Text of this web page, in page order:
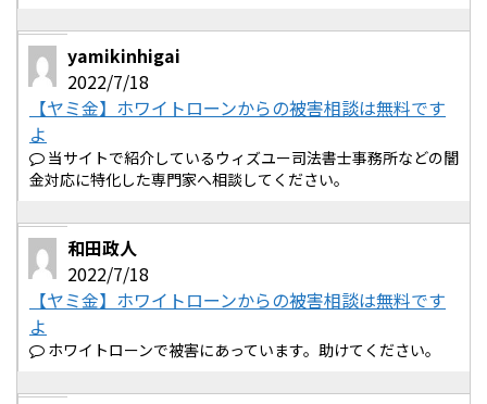
yamikinhigai
2022/7/18
【ヤミ金】ホワイトローンからの被害相談は無料です
よ
当サイトで紹介しているウィズユー司法書士事務所などの闇
金対応に特化した専門家へ相談してください。
和田政人
2022/7/18
【ヤミ金】ホワイトローンからの被害相談は無料です
よ
ホワイトローンで被害にあっています。助けてください。